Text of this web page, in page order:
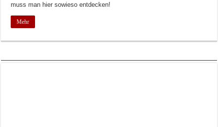
muss man hier sowieso entdecken!
Mehr